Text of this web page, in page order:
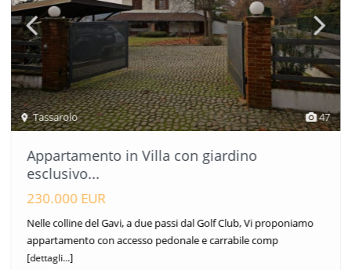
47
Tassarolo
Appartamento in Villa con giardino
esclusivo...
230.000 EUR
Nelle colline del Gavi, a due passi dal Golf Club, Vi proponiamo
appartamento con accesso pedonale e carrabile comp
[dettagli...]